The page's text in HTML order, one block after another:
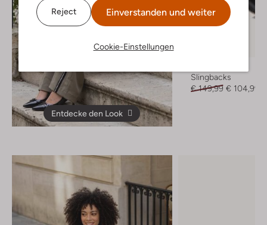
Reject Einverstanden und weiter
Cookie-Einstellungen
Entdecke den Look
Slingbacks
€ 149,99 € 104,99